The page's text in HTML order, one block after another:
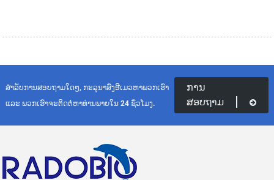
ສຳລັບການສອບຖາມໃດໆ, ກະລຸນາສົ່ງອີເມວຫາພວກເຮົາ
ແລະ ພວກເຮົາຈະຕິດຕໍ່ຫາທ່ານພາຍໃນ 24 ຊົ່ວໂມງ.
ການ
ສອບຖາມ